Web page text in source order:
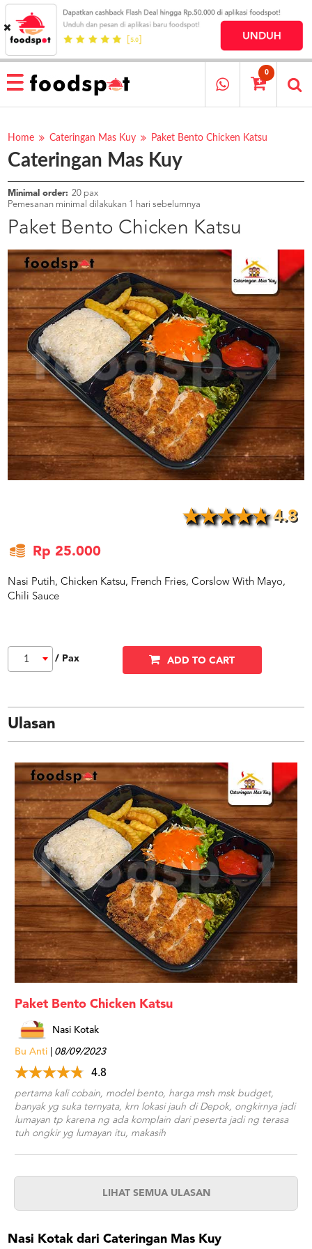
HOME
MENU
RESTAURANT
PESAN
OUR
COMPANY
KATA
MEREKA
KATALOG
LOYALTY
PROGRAM
FAQ
ABOUT
CATERERS
BLOG
TERMS
&
CONDITIONS
CALL
CENTER
021
5091
3494
0
Home Cateringan Mas Kuy Paket Bento Chicken Katsu
Cateringan Mas Kuy
Minimal order: 20 pax
Pemesanan minimal dilakukan 1 hari sebelumnya
Paket Bento Chicken Katsu
4.8
Rp 25.000
Nasi Putih, Chicken Katsu, French Fries, Corslow With Mayo,
Chili Sauce
1 / Pax ADD TO CART
Ulasan
Paket Bento Chicken Katsu
Nasi Kotak
Bu Anti 08/09/2023
4.8
pertama kali cobain, model bento, harga msh msk budget,
banyak yg suka ternyata, krn lokasi jauh di Depok, ongkirnya jadi
lumayan tp karena ng ada komplain dari peserta jadi ng terasa
tuh ongkir yg lumayan itu, makasih
LIHAT SEMUA ULASAN
Nasi Kotak dari Cateringan Mas Kuy